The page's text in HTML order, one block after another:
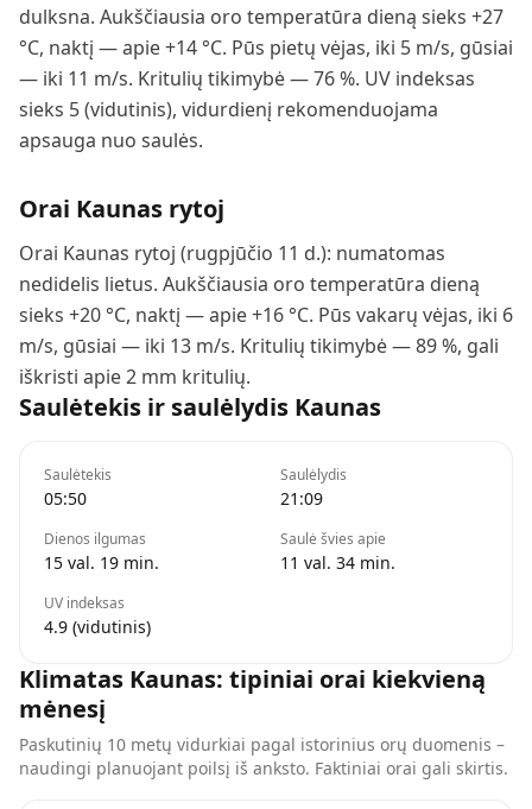
dulksna. Aukščiausia oro temperatūra dieną sieks +27
°C, naktį — apie +14 °C. Pūs pietų vėjas, iki 5 m/s, gūsiai
— iki 11 m/s. Kritulių tikimybė — 76 %. UV indeksas
sieks 5 (vidutinis), vidurdienį rekomenduojama
apsauga nuo saulės.
Orai Kaunas rytoj
Orai Kaunas rytoj (rugpjūčio 11 d.): numatomas
nedidelis lietus. Aukščiausia oro temperatūra dieną
sieks +20 °C, naktį — apie +16 °C. Pūs vakarų vėjas, iki 6
m/s, gūsiai — iki 13 m/s. Kritulių tikimybė — 89 %, gali
iškristi apie 2 mm kritulių.
Saulėtekis ir saulėlydis Kaunas
Saulėtekis
05:50
Saulėlydis
21:09
Dienos ilgumas
15 val. 19 min.
Saulė švies apie
11 val. 34 min.
UV indeksas
4.9 (vidutinis)
Klimatas Kaunas: tipiniai orai kiekvieną
mėnesį
Paskutinių 10 metų vidurkiai pagal istorinius orų duomenis –
naudingi planuojant poilsį iš anksto. Faktiniai orai gali skirtis.